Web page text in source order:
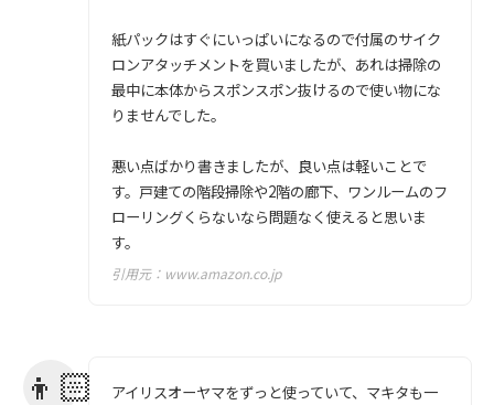
紙パックはすぐにいっぱいになるので付属のサイク
ロンアタッチメントを買いましたが、あれは掃除の
最中に本体からスポンスポン抜けるので使い物にな
りませんでした。
悪い点ばかり書きましたが、良い点は軽いことで
す。戸建ての階段掃除や2階の廊下、ワンルームのフ
ローリングくらないなら問題なく使えると思いま
す。
引用元： www.amazon.co.jp
アイリスオーヤマをずっと使っていて、マキタも一